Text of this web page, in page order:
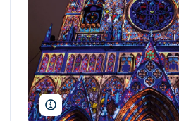
Oscity/Shutterstock